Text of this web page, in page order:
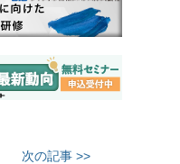
次の記事 >>